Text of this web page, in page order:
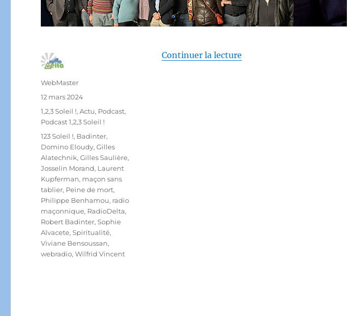
Continuer la lecturede « 1,2,3 Soleil ! #62 –
Auteur
WebMaster
Publié
12 mars 2024
Catégories
1,2,3 Soleil !,Actu, Podcast,
Podcast 1,2,3 Soleil !
Étiquettes
123 Soleil !, Badinter,
Domino Eloudy,Gilles
Alatechnik,Gilles Saulière,
Josselin Morand, Laurent
Kupferman, maçon sans
tablier, Peine de mort,
Philippe Benhamou, radio
maçonnique, RadioDelta,
Robert Badinter,Sophie
Alvacete,Spiritualité,
Viviane Bensoussan,
webradio,Wilfrid Vincent